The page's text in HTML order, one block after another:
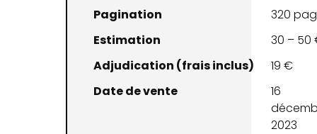
Pagination
320
Estimation
30 – 50
Adjudication (frais inclus)
19 €
Date de vente
16
2023